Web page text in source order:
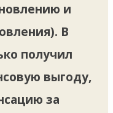
и
В
получил
выгоду,
за